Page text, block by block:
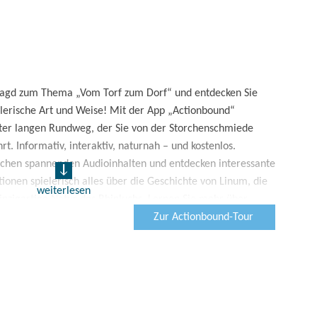
zum Thema „Vom Torf zum Dorf“ und entdecken Sie
Art und Weise! Mit der App „Actionbound“
langen Rundweg, der Sie von der Storchenschmiede
Informativ, interaktiv, naturnah – und kostenlos.
spannenden Audioinhalten und entdecken interessante
spielerisch alles über die Geschichte von Linum, die
oder über Wasserbüffel als Landschaftspfleger! Die
weiterlesen
Zur Actionbound-Tour